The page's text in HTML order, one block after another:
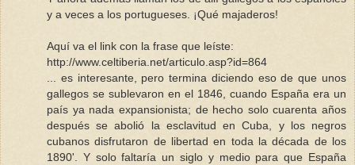
y a veces a los portugueses. ¡Qué majaderos!
Aquí va el link con la frase que leíste:
http://www.celtiberia.net/articulo.asp?id=864
... es interesante, pero termina diciendo eso de que unos
gallegos se sublevaron en el 1846, cuando España era un
país ya nada expansionista; de hecho solo cuarenta años
después se abolió la esclavitud en Cuba, y los negros
cubanos disfrutaron de libertad en toda la década de los
1890'. Y solo faltaría un siglo y medio para que España